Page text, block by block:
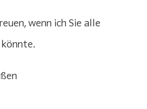
wenn ich Sie alle